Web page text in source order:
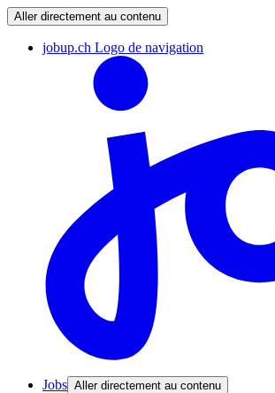
Aller directement au contenu
jobup.ch Logo de navigation
Jobs Aller directement au contenu